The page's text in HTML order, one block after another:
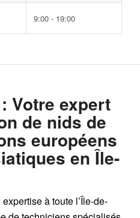
9:00 - 19:00
: Votre expert
de nids de
européens
en Île-
à toute l’Île-de-